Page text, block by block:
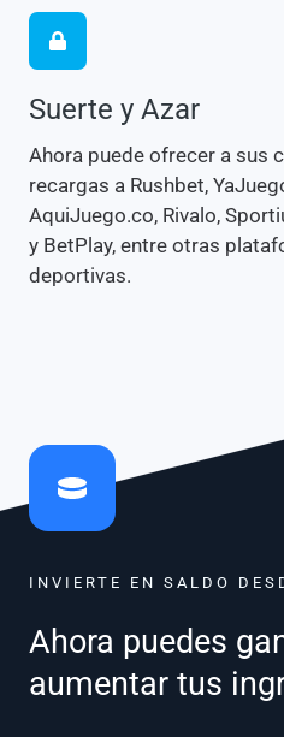
Suerte y Azar
Ahora puede ofrecer a sus
recargas a Rushbet,
AquiJuego.co, Rivalo,
y BetPlay, entre otras
deportivas.
INVIERTE EN SALDO
Ahora puedes
aumentar tus